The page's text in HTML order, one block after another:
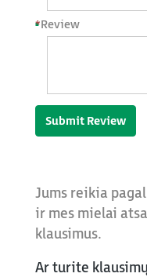
*Review
Submit Review
Jums reikia
ir mes mielai
klausimus.
Ar turite